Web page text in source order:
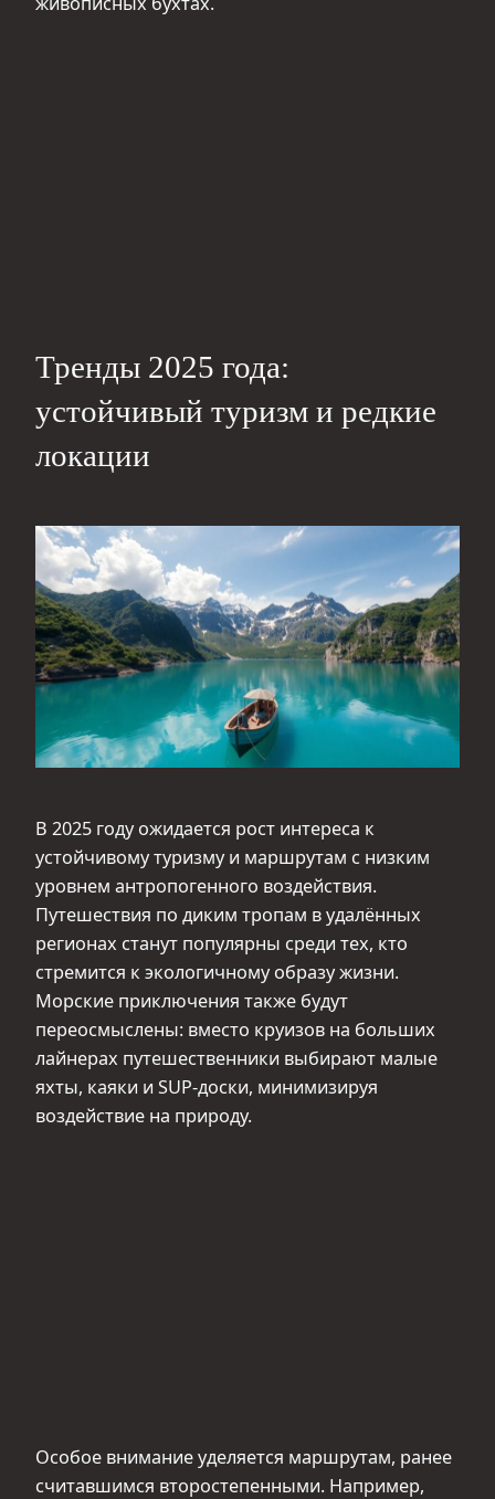
Тренды 2025 года:
устойчивый туризм и редкие
локации
В 2025 году ожидается рост интереса к
устойчивому туризму и маршрутам с низким
уровнем антропогенного воздействия.
Путешествия по диким тропам в удалённых
регионах станут популярны среди тех, кто
стремится к экологичному образу жизни.
Морские приключения также будут
переосмыслены: вместо круизов на больших
лайнерах путешественники выбирают малые
яхты, каяки и SUP-доски, минимизируя
воздействие на природу.
Особое внимание уделяется маршрутам, ранее
считавшимся второстепенными. Например,